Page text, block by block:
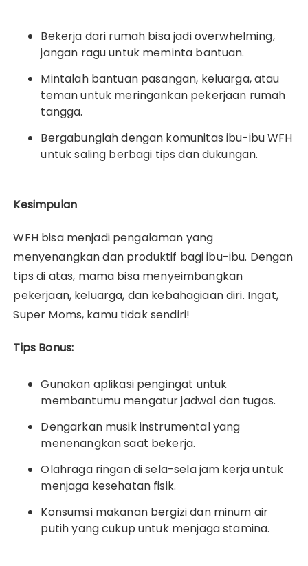
Bekerja dari rumah bisa jadi overwhelming,
jangan ragu untuk meminta bantuan.
Mintalah bantuan pasangan, keluarga, atau
teman untuk meringankan pekerjaan rumah
tangga.
Bergabunglah dengan komunitas ibu-ibu WFH
untuk saling berbagi tips dan dukungan.
Kesimpulan
WFH bisa menjadi pengalaman yang
menyenangkan dan produktif bagi ibu-ibu. Dengan
tips di atas, mama bisa menyeimbangkan
pekerjaan, keluarga, dan kebahagiaan diri. Ingat,
Super Moms, kamu tidak sendiri!
Tips Bonus:
Gunakan aplikasi pengingat untuk
membantumu mengatur jadwal dan tugas.
Dengarkan musik instrumental yang
menenangkan saat bekerja.
Olahraga ringan di sela-sela jam kerja untuk
menjaga kesehatan fisik.
Konsumsi makanan bergizi dan minum air
putih yang cukup untuk menjaga stamina.